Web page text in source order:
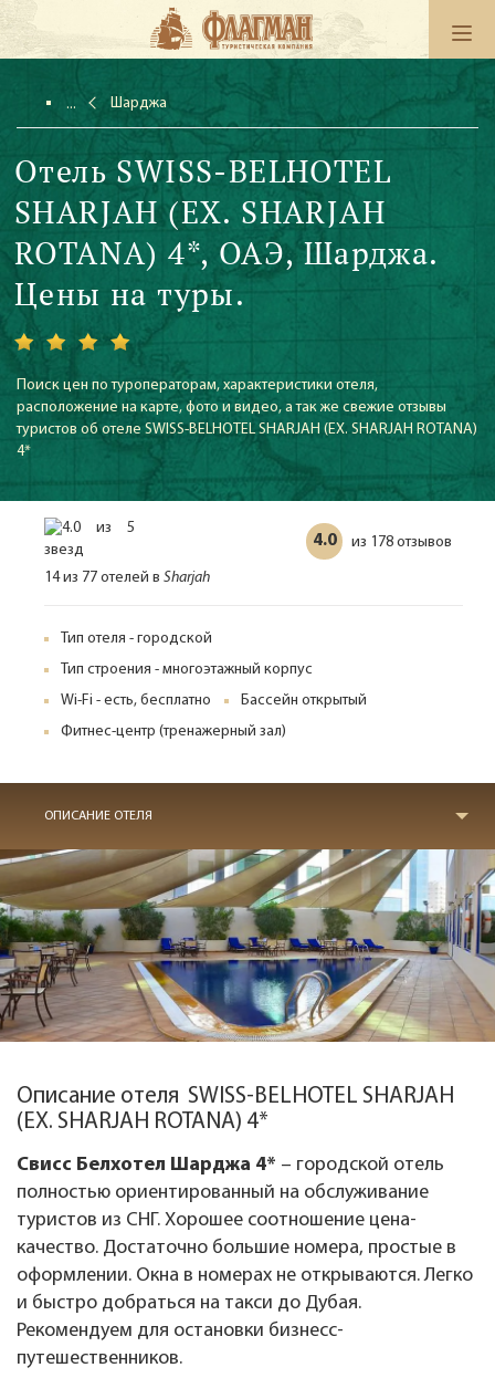
Шарджа
Отель SWISS-BELHOTEL
SHARJAH (EX. SHARJAH
ROTANA) 4*, ОАЭ, Шарджа.
Цены на туры.
Поиск цен по туроператорам, характеристики отеля,
расположение на карте, фото и видео, а так же свежие отзывы
туристов об отеле SWISS-BELHOTEL SHARJAH (EX. SHARJAH ROTANA)
4*
4.0 из 178 отзывов
14 из 77 отелей в Sharjah
Тип отеля - городской
Тип строения - многоэтажный корпус
Wi-Fi - есть, бесплатно
Бассейн открытый
Фитнес-центр (тренажерный зал)
ОПИСАНИЕ ОТЕЛЯ
Описание отеля SWISS-BELHOTEL SHARJAH
(EX. SHARJAH ROTANA) 4*
Свисс Белхотел Шарджа 4* – городской отель
полностью ориентированный на обслуживание
туристов из СНГ. Хорошее соотношение цена-
качество. Достаточно большие номера, простые в
оформлении. Окна в номерах не открываются. Легко
и быстро добраться на такси до Дубая.
Рекомендуем для остановки бизнесс-
путешественников.